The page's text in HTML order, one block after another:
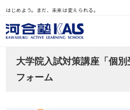
はじめよう。まだ、未来は変えられる。
大学院入試対策講座「個
フォーム